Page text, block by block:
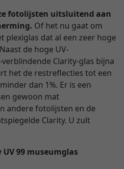
fotolijsten uitsluitend aan
Of het nu gaat om
plexiglas dat al een zeer hoge
de hoge UV-
Clarity-glas bijna
het de restreflecties tot een
dan 1%. Er is een
gewoon mat
andere fotolijsten en de
Clarity. U zult
UV 99 museumglas